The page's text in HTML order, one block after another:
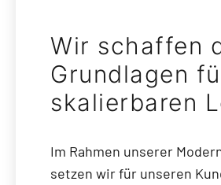
Wir schaffen
Grundlagen
skalierbaren
Im Rahmen unserer
setzen wir für unseren